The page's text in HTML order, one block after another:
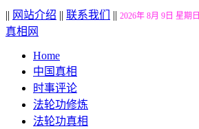
|| 网站介绍 || 联系我们 || 2026年 8月 9日 星期日
真相网
Home
中国真相
时事评论
法轮功修炼
法轮功真相